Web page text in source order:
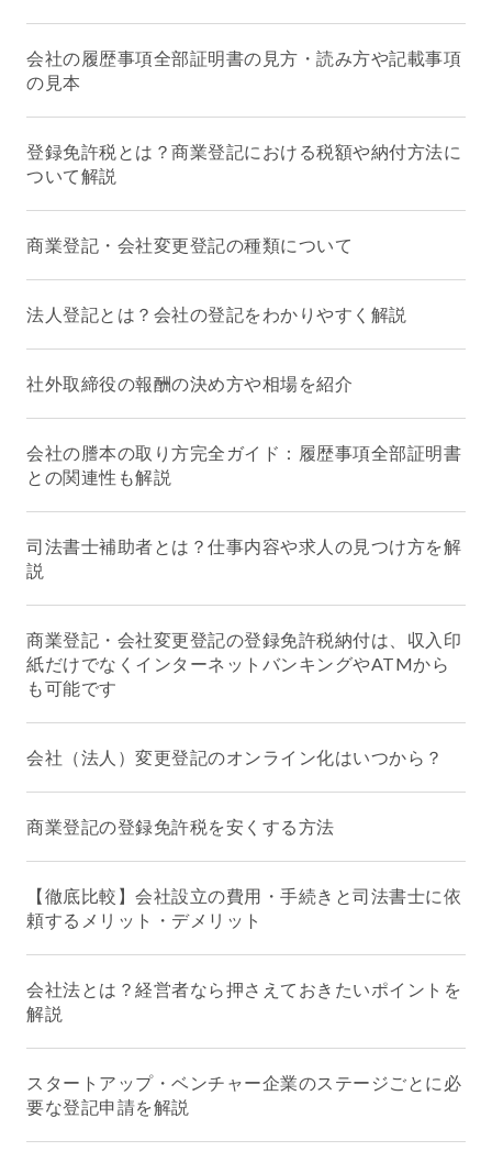
会社の履歴事項全部証明書の見方・読み方や記載事項
の見本
登録免許税とは？商業登記における税額や納付方法に
ついて解説
商業登記・会社変更登記の種類について
法人登記とは？会社の登記をわかりやすく解説
社外取締役の報酬の決め方や相場を紹介
会社の謄本の取り方完全ガイド：履歴事項全部証明書
との関連性も解説
司法書士補助者とは？仕事内容や求人の見つけ方を解
説
商業登記・会社変更登記の登録免許税納付は、収入印
紙だけでなくインターネットバンキングやATMから
も可能です
会社（法人）変更登記のオンライン化はいつから？
商業登記の登録免許税を安くする方法
【徹底比較】会社設立の費用・手続きと司法書士に依
頼するメリット・デメリット
会社法とは？経営者なら押さえておきたいポイントを
解説
スタートアップ・ベンチャー企業のステージごとに必
要な登記申請を解説